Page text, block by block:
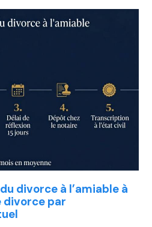
divorce à l’amiable à
divorce par